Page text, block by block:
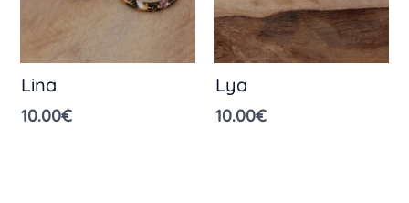
Lina
10.00€
Lya
10.00€